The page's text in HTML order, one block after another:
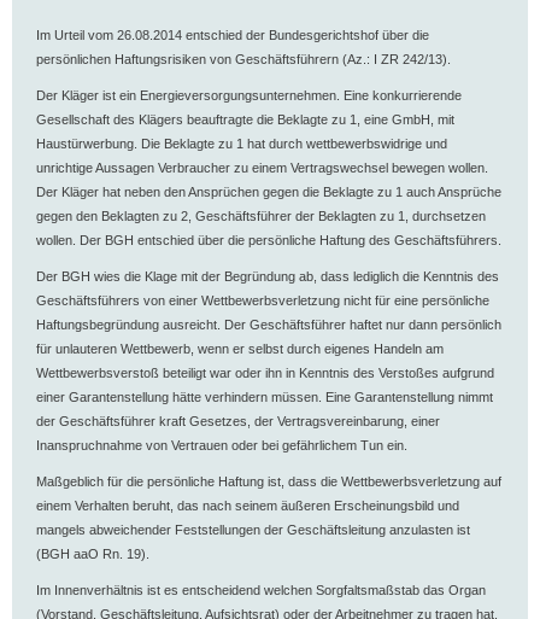
Im Urteil vom 26.08.2014 entschied der Bundesgerichtshof über die
persönlichen Haftungsrisiken von Geschäftsführern (Az.: I ZR 242/13).
Der Kläger ist ein Energieversorgungsunternehmen. Eine konkurrierende
Gesellschaft des Klägers beauftragte die Beklagte zu 1, eine GmbH, mit
Haustürwerbung. Die Beklagte zu 1 hat durch wettbewerbswidrige und
unrichtige Aussagen Verbraucher zu einem Vertragswechsel bewegen wollen.
Der Kläger hat neben den Ansprüchen gegen die Beklagte zu 1 auch Ansprüche
gegen den Beklagten zu 2, Geschäftsführer der Beklagten zu 1, durchsetzen
wollen. Der BGH entschied über die persönliche Haftung des Geschäftsführers.
Der BGH wies die Klage mit der Begründung ab, dass lediglich die Kenntnis des
Geschäftsführers von einer Wettbewerbsverletzung nicht für eine persönliche
Haftungsbegründung ausreicht. Der Geschäftsführer haftet nur dann persönlich
für unlauteren Wettbewerb, wenn er selbst durch eigenes Handeln am
Wettbewerbsverstoß beteiligt war oder ihn in Kenntnis des Verstoßes aufgrund
einer Garantenstellung hätte verhindern müssen. Eine Garantenstellung nimmt
der Geschäftsführer kraft Gesetzes, der Vertragsvereinbarung, einer
Inanspruchnahme von Vertrauen oder bei gefährlichem Tun ein.
Maßgeblich für die persönliche Haftung ist, dass die Wettbewerbsverletzung auf
einem Verhalten beruht, das nach seinem äußeren Erscheinungsbild und
mangels abweichender Feststellungen der Geschäftsleitung anzulasten ist
(BGH aaO Rn. 19).
Im Innenverhältnis ist es entscheidend welchen Sorgfaltsmaßstab das Organ
(Vorstand, Geschäftsleitung, Aufsichtsrat) oder der Arbeitnehmer zu tragen hat.